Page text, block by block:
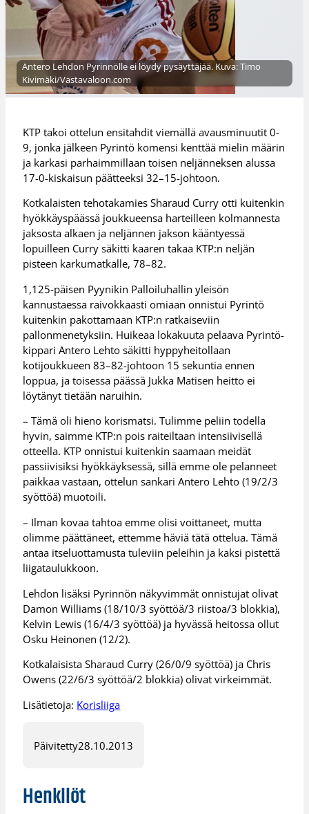
Antero Lehdon Pyrinnölle ei löydy pysäyttäjää. Kuva: Timo
Kivimäki/Vastavaloon.com
KTP takoi ottelun ensitahdit viemällä avausminuutit 0-
9, jonka jälkeen Pyrintö komensi kenttää mielin määrin
ja karkasi parhaimmillaan toisen neljänneksen alussa
17-0-kiskaisun päätteeksi 32–15-johtoon.
Kotkalaisten tehotakamies Sharaud Curry otti kuitenkin
hyökkäyspäässä joukkueensa harteilleen kolmannesta
jaksosta alkaen ja neljännen jakson kääntyessä
lopuilleen Curry säkitti kaaren takaa KTP:n neljän
pisteen karkumatkalle, 78–82.
1,125-päisen Pyynikin Palloiluhallin yleisön
kannustaessa raivokkaasti omiaan onnistui Pyrintö
kuitenkin pakottamaan KTP:n ratkaiseviin
pallonmenetyksiin. Huikeaa lokakuuta pelaava Pyrintö-
kippari Antero Lehto säkitti hyppyheitollaan
kotijoukkueen 83–82-johtoon 15 sekuntia ennen
loppua, ja toisessa päässä Jukka Matisen heitto ei
löytänyt tietään naruihin.
– Tämä oli hieno korismatsi. Tulimme peliin todella
hyvin, saimme KTP:n pois raiteiltaan intensiivisellä
otteella. KTP onnistui kuitenkin saamaan meidät
passiivisiksi hyökkäyksessä, sillä emme ole pelanneet
paikkaa vastaan, ottelun sankari Antero Lehto (19/2/3
syöttöä) muotoili.
– Ilman kovaa tahtoa emme olisi voittaneet, mutta
olimme päättäneet, ettemme häviä tätä ottelua. Tämä
antaa itseluottamusta tuleviin peleihin ja kaksi pistettä
liigataulukkoon.
Lehdon lisäksi Pyrinnön näkyvimmät onnistujat olivat
Damon Williams (18/10/3 syöttöä/3 riistoa/3 blokkia),
Kelvin Lewis (16/4/3 syöttöä) ja hyvässä heitossa ollut
Osku Heinonen (12/2).
Kotkalaisista Sharaud Curry (26/0/9 syöttöä) ja Chris
Owens (22/6/3 syöttöä/2 blokkia) olivat virkeimmät.
Lisätietoja: Korisliiga
Päivitetty28.10.2013
Henkilöt